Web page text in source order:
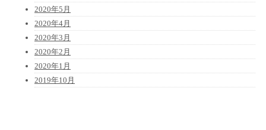
2020年5月
2020年4月
2020年3月
2020年2月
2020年1月
2019年10月